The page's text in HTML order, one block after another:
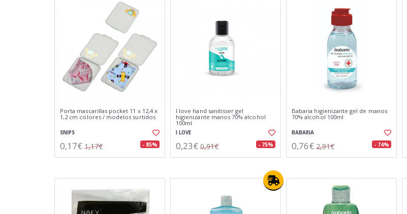
Porta mascarillas pocket 11 x 12,4 x
1,2 cm colores / modelos surtidos
SNIPS
0,17€ 1,17€ - 85%
I love hand sanitisser gel
higienizante manos 70% alcohol
100ml
I LOVE
0,23€ 0,91€ - 75%
Babaria higienizante gel de manos
70% alcohol 100ml
BABARIA
0,76€ 2,91€ - 74%